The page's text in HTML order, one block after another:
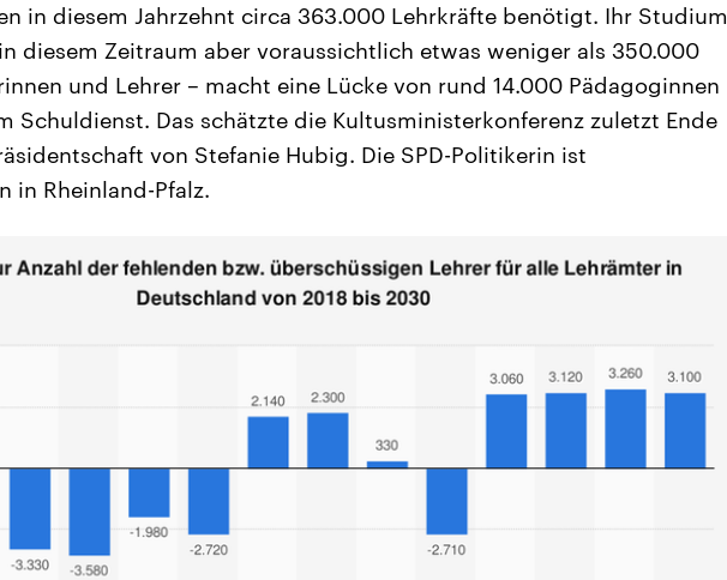
in diesem Jahrzehnt circa 363.000 Lehrkräfte benötigt. Ihr Studium
diesem Zeitraum aber voraussichtlich etwas weniger als 350.000
und Lehrer – macht eine Lücke von rund 14.000 Pädagoginnen
Schuldienst. Das schätzte die Kultusministerkonferenz zuletzt Ende
von Stefanie Hubig. Die SPD-Politikerin ist
in Rheinland-Pfalz.